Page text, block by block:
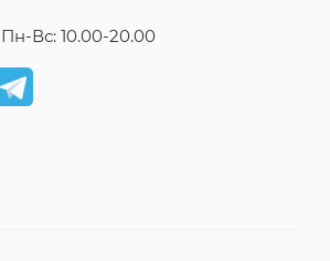
Пн-Вс: 10.00-20.00